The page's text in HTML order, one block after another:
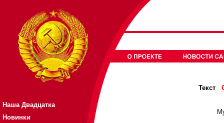
Наша Двадцатка
Новинки
Текст